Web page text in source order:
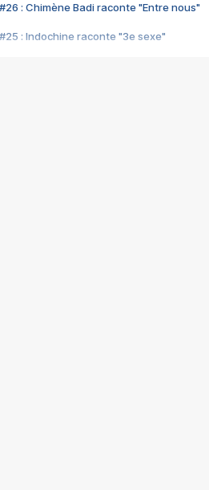
#26 : Chimène Badi raconte "Entre nous"
#25 : Indochine raconte "3e sexe"